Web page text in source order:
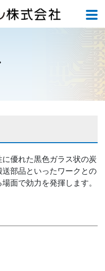
優れた黒色ガラス状の炭
部品といったワークとの
面で効力を発揮します。